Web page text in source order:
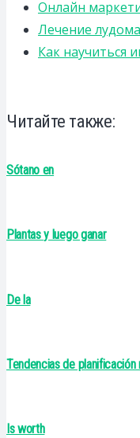
Онлайн
Лечение
Как научиться
Читайте также:
Sótano en
Plantas y luego ganar
De la
Tendencias de planificación
Is worth